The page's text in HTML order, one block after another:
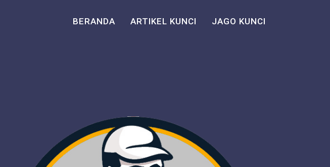
BERANDA ARTIKEL KUNCI JAGO KUNCI